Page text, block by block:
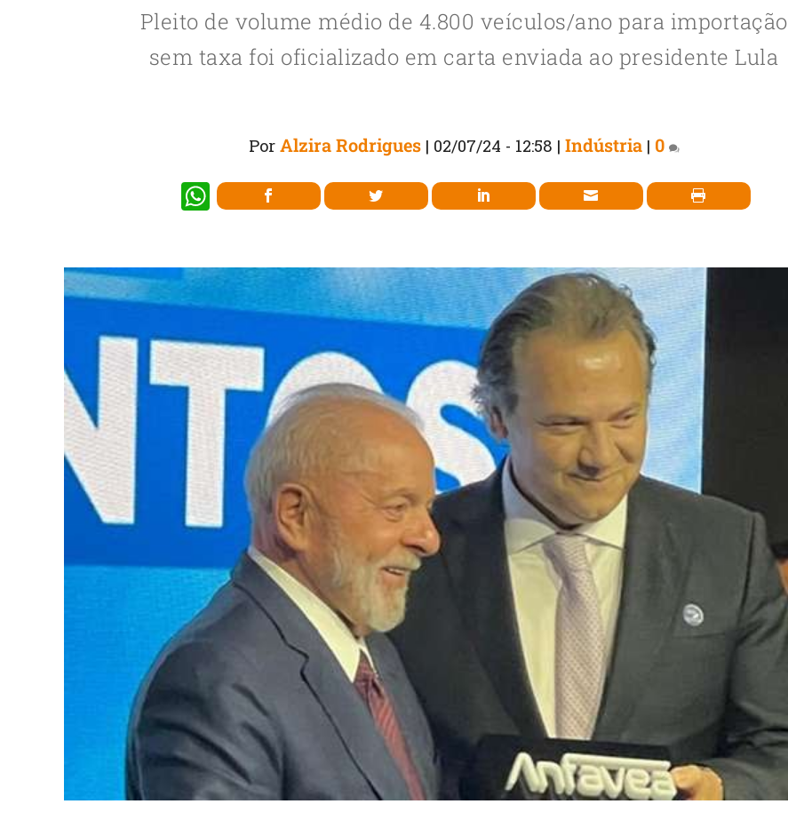
Pleito de volume médio de 4.800 veículos/ano para importação
sem taxa foi oficializado em carta enviada ao presidente Lula
Por Alzira Rodrigues| 02/07/24 - 12:58 | Indústria| 0
W
s
A
p
p